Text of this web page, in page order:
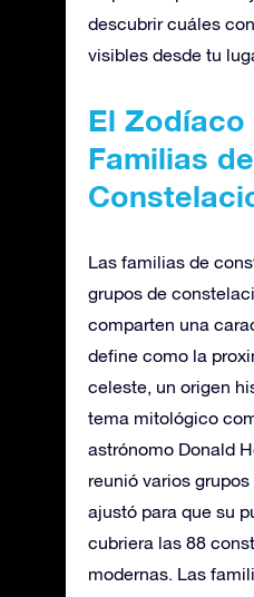
descubrir cuáles
visibles desde tu
El
Familias de
Las familias de
grupos de
comparten una
define como la
celeste, un origen
tema mitológico
astrónomo Donald
reunió varios
ajustó para que su
cubriera las 88
modernas. Las